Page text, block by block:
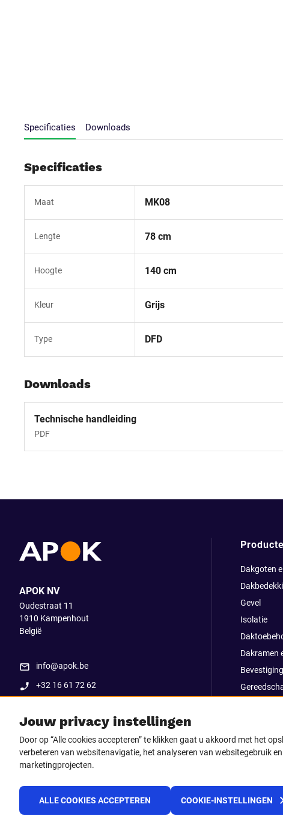
Specificaties Downloads
Specificaties
Maat MK08
Lengte 78 cm
Hoogte 140 cm
Kleur Grijs
Type DFD
Downloads
Technische handleiding
PDF
Jouw privacy instellingen
Door op “Alle cookies accepteren” te klikken gaat u akkoord met het
verbeteren van websitenavigatie, het analyseren van websitegebruik
marketingprojecten.
ALLE COOKIES ACCEPTEREN COOKIE-INSTELLINGEN
APOK NV
Oudestraat 11
1910 Kampenhout
België
info@apok.be
+32 16 61 72 62
Dakgoten
Gevel
Isolatie
Dakramen
Go Strong
Volg ons op